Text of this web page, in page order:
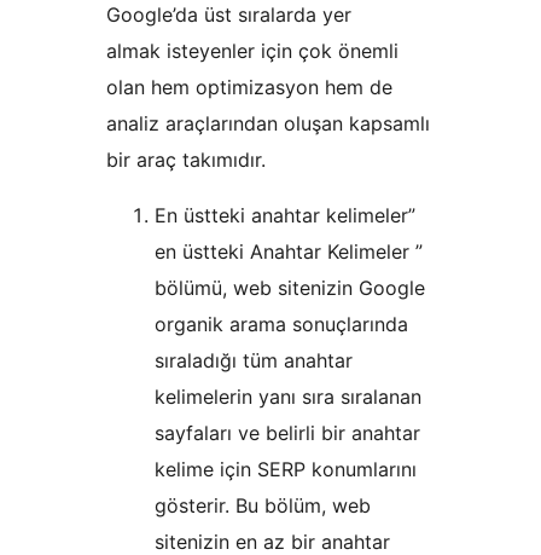
Google’da üst sıralarda yer
almak isteyenler için çok önemli
olan hem optimizasyon hem de
analiz araçlarından oluşan kapsamlı
bir araç takımıdır.
En üstteki anahtar kelimeler”
en üstteki Anahtar Kelimeler ”
bölümü, web sitenizin Google
organik arama sonuçlarında
sıraladığı tüm anahtar
kelimelerin yanı sıra sıralanan
sayfaları ve belirli bir anahtar
kelime için SERP konumlarını
gösterir. Bu bölüm, web
sitenizin en az bir anahtar